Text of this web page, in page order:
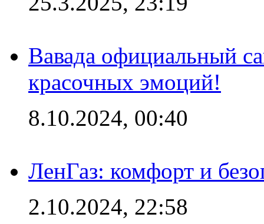
Вавада официальный
красочных эмоций!
8.10.2024, 00:40
ЛенГаз: комфорт и
2.10.2024, 22:58